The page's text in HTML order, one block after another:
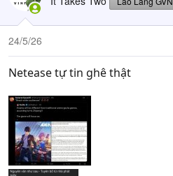
o
n
24/5/26
Netease tự tin ghê thật